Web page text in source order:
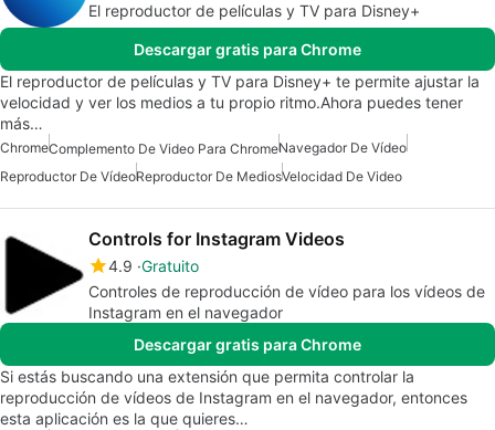
El reproductor de películas y TV para Disney+
Descargar gratis para Chrome
El reproductor de películas y TV para Disney+ te permite ajustar la
velocidad y ver los medios a tu propio ritmo.Ahora puedes tener
más…
ChromeComplemento De Video Para ChromeNavegador De Vídeo
Reproductor De VídeoReproductor De MediosVelocidad De Video
Controls for Instagram Videos
4.9 Gratuito
Controles de reproducción de vídeo para los vídeos de
Instagram en el navegador
Descargar gratis para Chrome
Si estás buscando una extensión que permita controlar la
reproducción de vídeos de Instagram en el navegador, entonces
esta aplicación es la que quieres…